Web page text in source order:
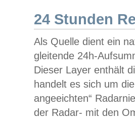
24 Stunden
Als Quelle dient ein
gleitende 24h-
Dieser Layer enthält
handelt es sich um
angeeichten“
der Radar- mit den